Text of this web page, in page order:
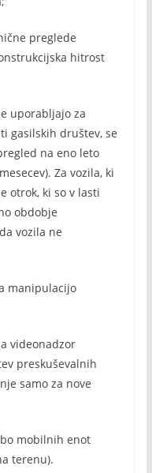
preglede
hitrost
uporabljajo za
gasilskih društev, se
na eno leto
Za vozila, ki
otrok, ki so v lasti
obdobje
vozila ne
manipulacijo
videonadzor
preskuševalnih
samo za nove
mobilnih enot
terenu).